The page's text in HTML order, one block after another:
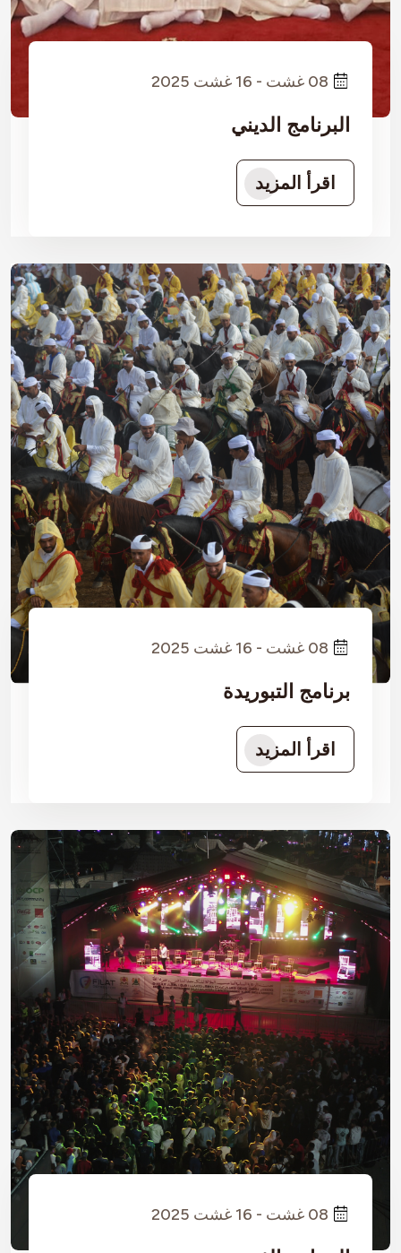
08 غشت - 16 غشت 2025
البرنامج الديني
اقرأ المزيد
08 غشت - 16 غشت 2025
برنامج التبوريدة
اقرأ المزيد
08 غشت - 16 غشت 2025